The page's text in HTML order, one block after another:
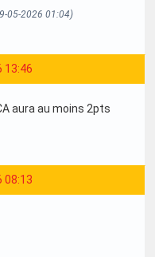
05-2026 01:04)
13:46
aura au moins 2pts
08:13